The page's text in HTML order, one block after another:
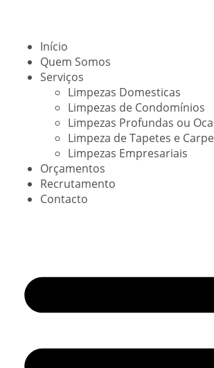
Início
Quem Somos
Serviços
Limpezas Domesticas
Limpezas de Condomínios
Limpezas Profundas ou
Limpeza de Tapetes e
Limpezas Empresariais
Orçamentos
Recrutamento
Contacto